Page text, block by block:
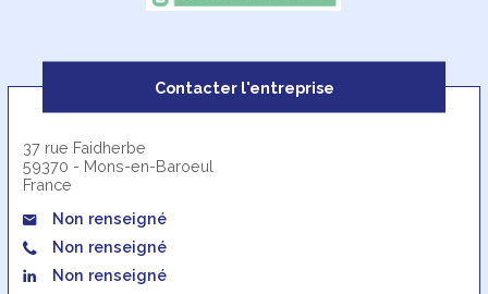
Contacter l'entreprise
37 rue Faidherbe
59370 - Mons-en-Baroeul
France
Non renseigné
Non renseigné
Non renseigné